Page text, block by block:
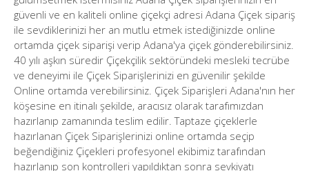
güvenli ve en kaliteli online çiçekçi adresi Adana Çiçek sipariş
ile sevdiklerinizi her an mutlu etmek istediğinizde online
ortamda çiçek siparişi verip Adana'ya çiçek gönderebilirsiniz.
40 yılı aşkın süredir Çiçekçilik sektöründeki mesleki tecrübe
ve deneyimi ile Çiçek Siparişlerinizi en güvenilir şekilde
Online ortamda verebilirsiniz. Çiçek Siparişleri Adana'nın her
köşesine en itinalı şekilde, aracısız olarak tarafımızdan
hazırlanıp zamanında teslim edilir. Taptaze çiçeklerle
hazırlanan Çiçek Siparişlerinizi online ortamda seçip
beğendiğiniz Çiçekleri profesyonel ekibimiz tarafından
hazırlanıp son kontrolleri yapıldıktan sonra sevkiyatı